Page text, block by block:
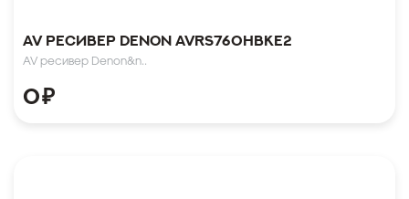
AV ресивер Denon AVRS760HBKE2
AV ресивер Denon&n..
0₽